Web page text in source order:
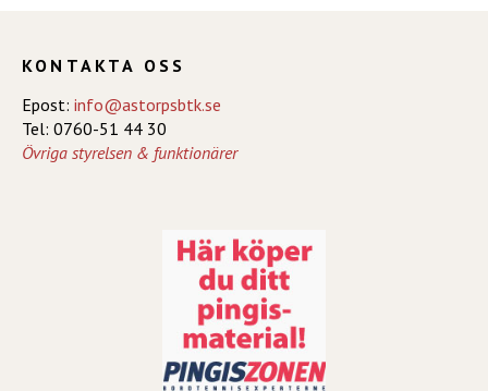
KONTAKTA OSS
Epost: info@astorpsbtk.se
Tel: 0760-51 44 30
Övriga styrelsen & funktionärer